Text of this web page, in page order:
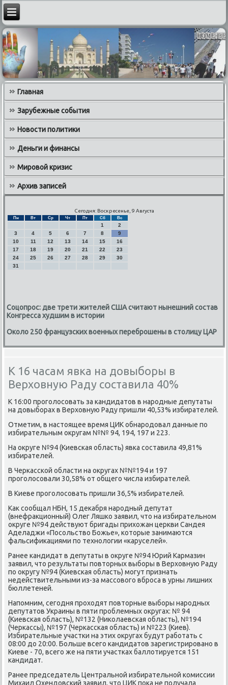
Главная
Зарубежные события
Новости политики
Деньги и финансы
Мировой кризис
Архив записей
Сегодня: Воскресенье, 9 Августа
Пн Вт Ср Чт Пт Сб Вс
1
2
3
4 5 6 7 8
9
10
11 12 13 14 15
16
17
18 19 20 21 22
23
24
25 26 27 28 29
30
31
Соцопрос: две трети жителей США считают нынешний состав
Конгресса худшим в истории
Около 250 французских военных переброшены в столицу ЦАР
К 16 часам явка на довыборы в
Верховную Раду составила 40%
К 16:00 проголосовать за кандидатов в народные депутаты
на довыборах в Верховную Раду пришли 40,53% избирателей.
Отметим, в настоящее время ЦИК обнародовал данные по
избирательным округам №№ 94, 194, 197 и 223.
На округе №94 (Киевская область) явка составила 49,81%
избирателей.
В Черкасской области на округах №№194 и 197
проголосовали 30,58% от общего числа избирателей.
В Киеве проголосовать пришли 36,5% избирателей.
Как сообщал НБН, 15 декабря народный депутат
(внефракционный) Олег Ляшко заявил, что на избирательном
округе №94 действуют бригады прихожан церкви Сандея
Аделаджи «Посольство Божье», которые занимаются
фальсификациями по технологии «каруселей».
Ранее кандидат в депутаты в округе №94 Юрий Кармазин
заявил, что результаты повторных выборы в Верховную Раду
по округу №94 (Киевская область) могут признать
недействительными из-за массового вброса в урны лишних
бюллетеней.
Напомним, сегодня проходят повторные выборы народных
депутатов Украины в пяти проблемных округах: № 94
(Киевская область), №132 (Николаевская область), №194
(Черкассы), №197 (Черкасская область) и №223 (Киев).
Избирательные участки на этих округах будут работать с
08:00 до 20:00. Больше всего кандидатов зарегистрировано в
Киеве - 70, всего же на пяти участках баллотируется 151
кандидат.
Ранее председатель Центральной избирательной комиссии
Михаил Охендовский заявил, что ЦИК пока не получала